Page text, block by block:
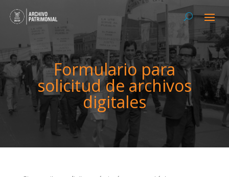
Formulario para
solicitud de archivos
digitales